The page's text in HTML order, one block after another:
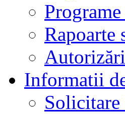
Rapoarte
Informatii